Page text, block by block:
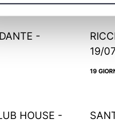
-
19/
19
HOUSE -